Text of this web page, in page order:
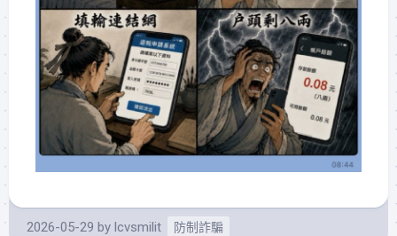
2026-05-29 by lcvsmilit 防制詐騙